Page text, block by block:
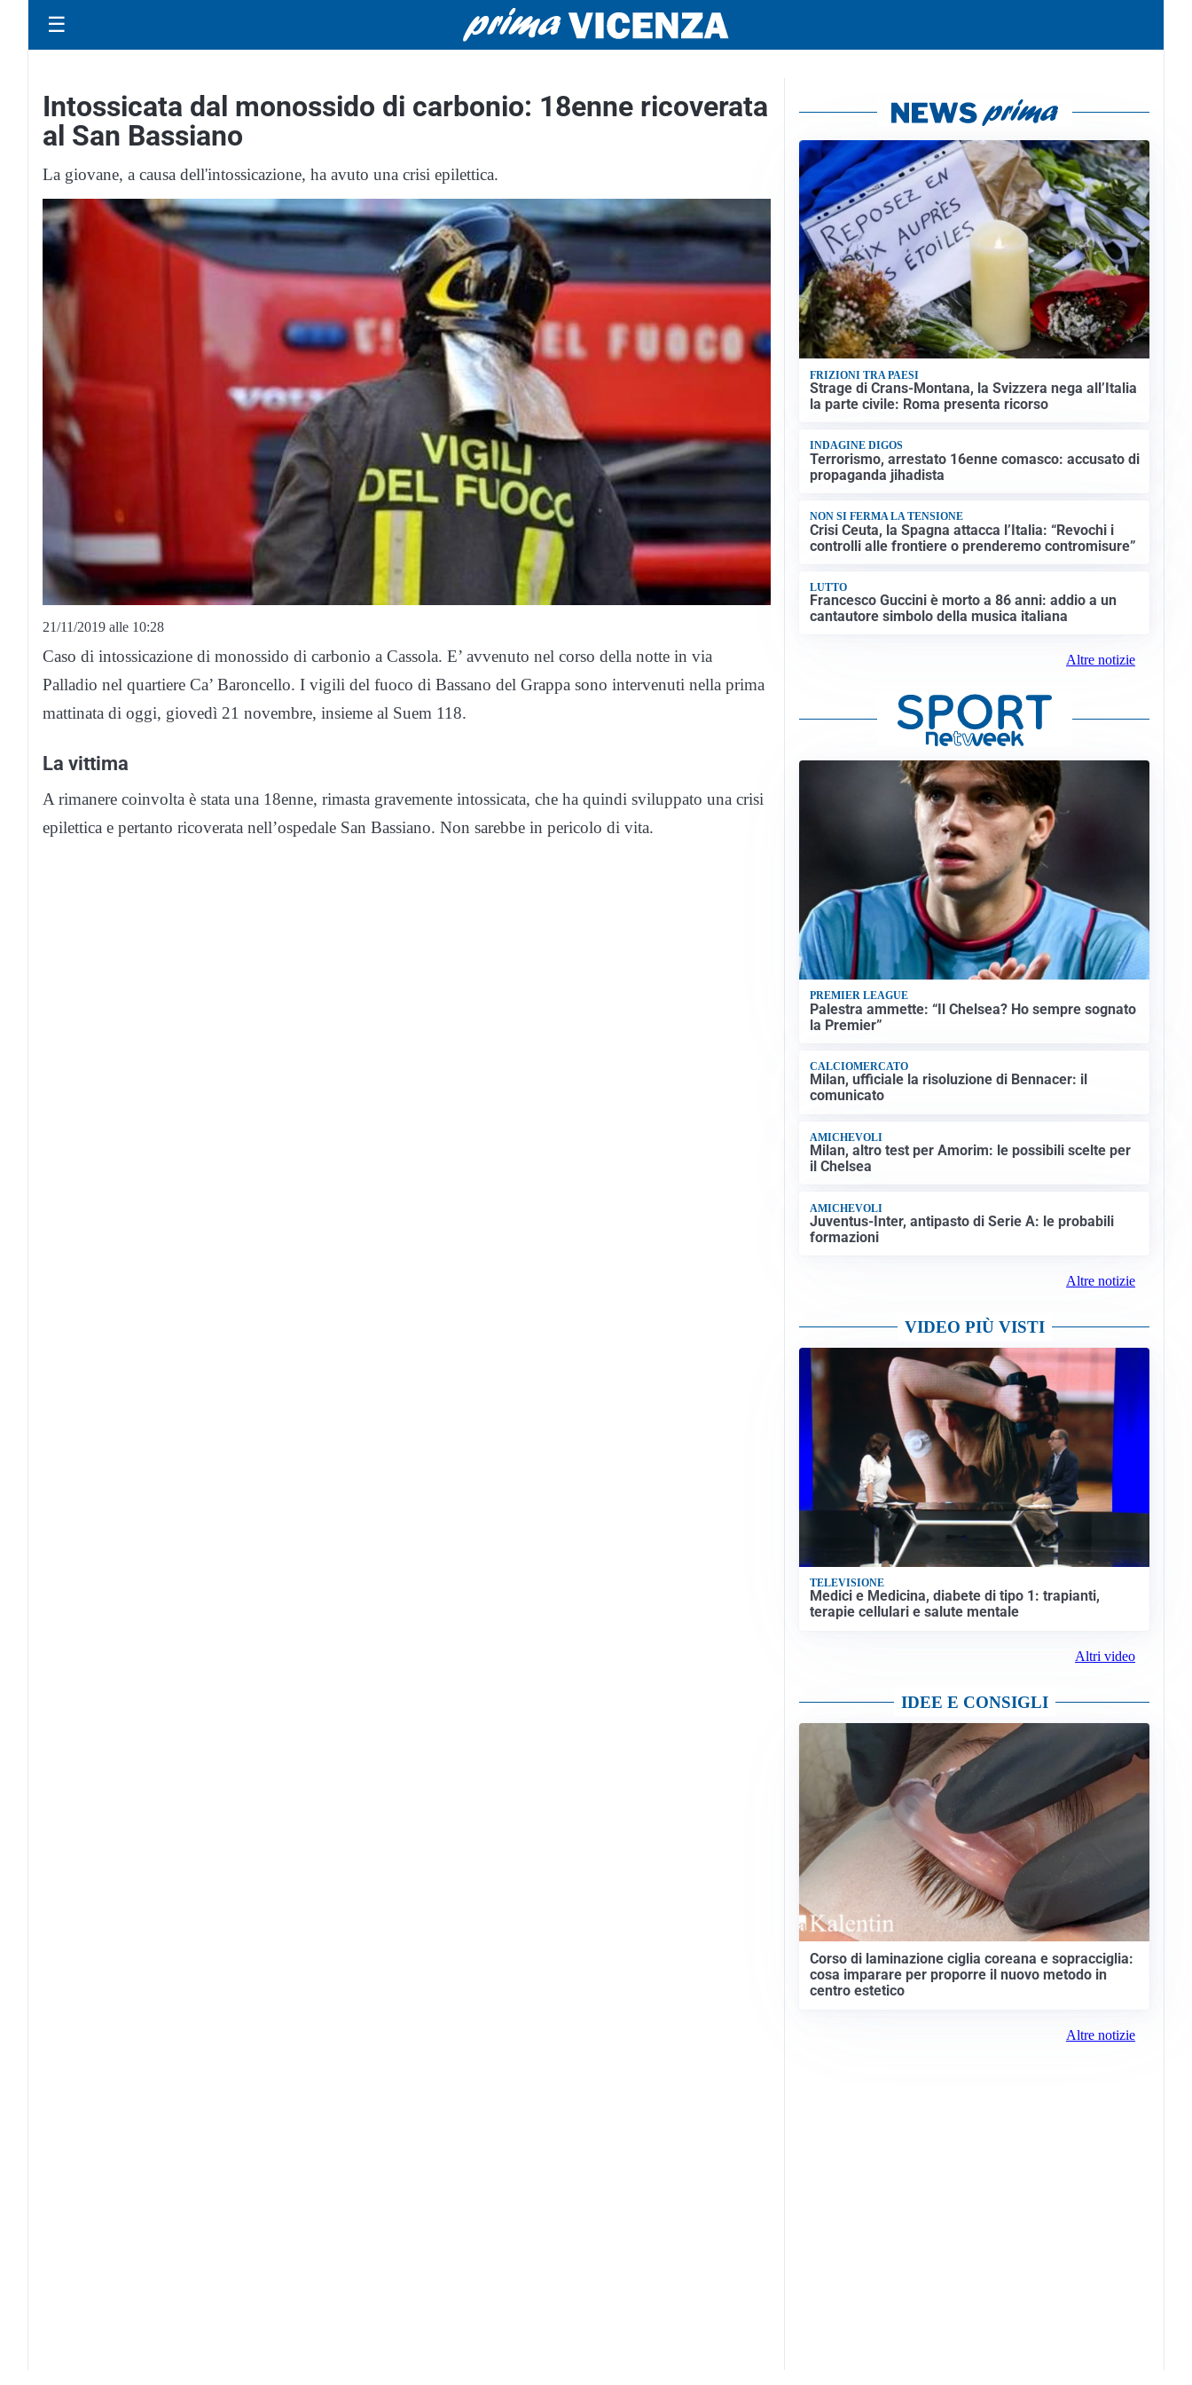
☰
Intossicata dal monossido di carbonio: 18enne ricoverata
al San Bassiano
La giovane, a causa dell'intossicazione, ha avuto una crisi epilettica.
21/11/2019 alle 10:28
Caso di intossicazione di monossido di carbonio a Cassola. E’ avvenuto nel corso della notte in via
Palladio nel quartiere Ca’ Baroncello. I vigili del fuoco di Bassano del Grappa sono intervenuti nella prima
mattinata di oggi, giovedì 21 novembre, insieme al Suem 118.
La vittima
A rimanere coinvolta è stata una 18enne, rimasta gravemente intossicata, che ha quindi sviluppato una crisi
epilettica e pertanto ricoverata nell’ospedale San Bassiano. Non sarebbe in pericolo di vita.
FRIZIONI TRA PAESI
Strage di Crans-Montana, la Svizzera nega all’Italia
la parte civile: Roma presenta ricorso
INDAGINE DIGOS
Terrorismo, arrestato 16enne comasco: accusato di
propaganda jihadista
NON SI FERMA LA TENSIONE
Crisi Ceuta, la Spagna attacca l’Italia: “Revochi i
controlli alle frontiere o prenderemo contromisure”
LUTTO
Francesco Guccini è morto a 86 anni: addio a un
cantautore simbolo della musica italiana
Altre notizie
PREMIER LEAGUE
Palestra ammette: “Il Chelsea? Ho sempre sognato
la Premier”
CALCIOMERCATO
Milan, ufficiale la risoluzione di Bennacer: il
comunicato
AMICHEVOLI
Milan, altro test per Amorim: le possibili scelte per
il Chelsea
AMICHEVOLI
Juventus-Inter, antipasto di Serie A: le probabili
formazioni
Altre notizie
VIDEO PIÙ VISTI
TELEVISIONE
Medici e Medicina, diabete di tipo 1: trapianti,
terapie cellulari e salute mentale
Altri video
IDEE E CONSIGLI
Corso di laminazione ciglia coreana e sopracciglia:
cosa imparare per proporre il nuovo metodo in
centro estetico
Altre notizie